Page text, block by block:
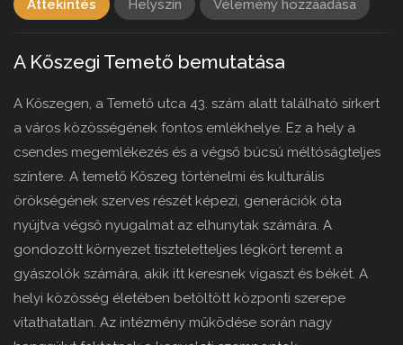
Áttekintés Helyszín Vélemény hozzáadása
A Kőszegi Temető bemutatása
A Kőszegen, a Temető utca 43. szám alatt található sírkert
a város közösségének fontos emlékhelye. Ez a hely a
csendes megemlékezés és a végső búcsú méltóságteljes
színtere. A temető Kőszeg történelmi és kulturális
örökségének szerves részét képezi, generációk óta
nyújtva végső nyugalmat az elhunytak számára. A
gondozott környezet tiszteletteljes légkört teremt a
gyászolók számára, akik itt keresnek vigaszt és békét. A
helyi közösség életében betöltött központi szerepe
vitathatatlan. Az intézmény működése során nagy